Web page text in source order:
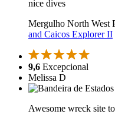
nice dives
Mergulho North West
and Caicos Explorer II
9,6 Excepcional
Melissa D
Awesome wreck site